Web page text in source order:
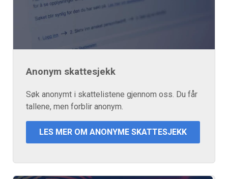
Anonym skattesjekk
Søk anonymt i skattelistene gjennom oss. Du får
tallene, men forblir anonym.
LES MER OM ANONYME SKATTESJEKK